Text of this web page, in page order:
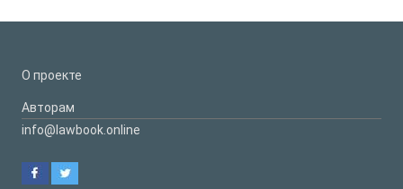
О проекте
Авторам
info@lawbook.online